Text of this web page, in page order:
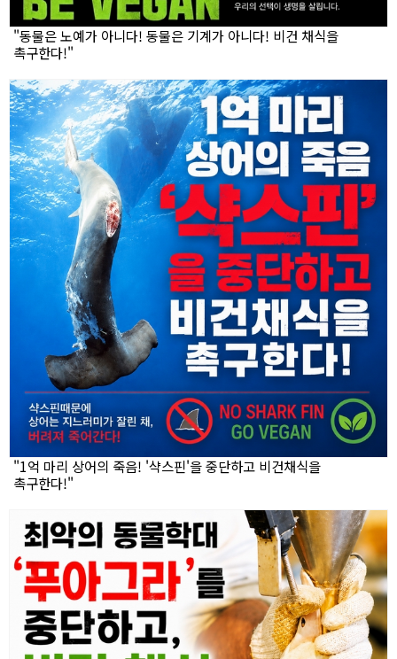
"동물은 노예가 아니다! 동물은 기계가 아니다! 비건 채식을
촉구한다!"
"1억 마리 상어의 죽음! '샥스핀'을 중단하고 비건채식을
촉구한다!"